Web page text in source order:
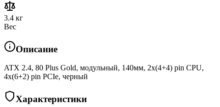
3.4 кг
Вес
Описание
ATX 2.4, 80 Plus Gold, модульный, 140мм, 2x(4+4) pin CPU,
4х(6+2) pin PCIe, черный
Характеристики